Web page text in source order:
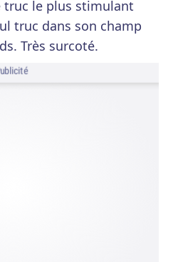
truc le plus stimulant
truc dans son champ
Très surcoté.